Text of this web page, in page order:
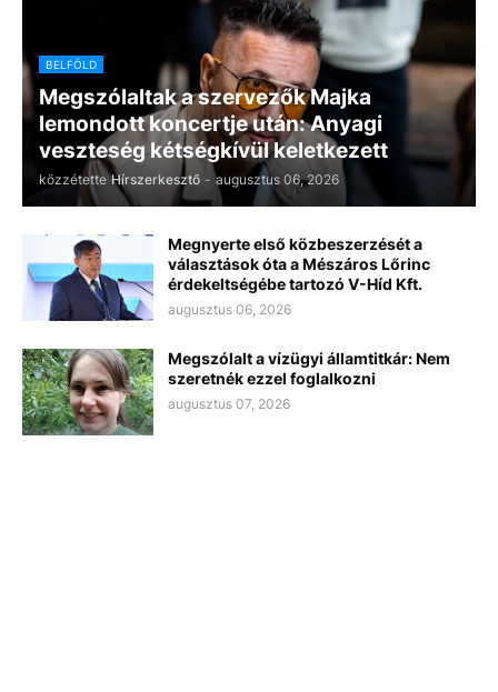
BELFÖLD
Megszólaltak a szervezők Majka
lemondott koncertje után: Anyagi
veszteség kétségkívül keletkezett
közzétette Hírszerkesztő - augusztus 06, 2026
Megnyerte első közbeszerzését a
választások óta a Mészáros Lőrinc
érdekeltségébe tartozó V-Híd Kft.
augusztus 06, 2026
Megszólalt a vízügyi államtitkár: Nem
szeretnék ezzel foglalkozni
augusztus 07, 2026